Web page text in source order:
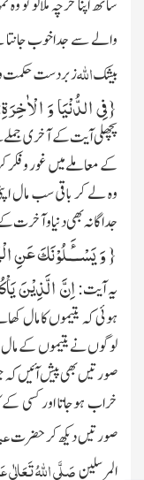
ساتھ اپنا خرچہ ملالو تو
والے سے جداخوب جانتا
بیشکاللہزبردست حکمت
{فِی الدُّنْیَا وَ الْاٰخِرَةِ
پچھلی آیت کے آخری جملے
کے معاملے میں غور و فکر
وہ لے کر باقی سب مال
جداگانہ بھی دنیا و
{وَ یَسْــٴَـلُوْنَكَ عَنِ
یہ آیت:اِنَّ الَّذِیْنَ
ہوئی کہ یتیموں کا مال
لوگوں نے یتیموں کے مال
صورتیں بھی پیش آئیں کہ جو
خراب ہوجاتا اور کسی
صورتیں دیکھ کر حضرت
المرسلینصَلَّی اللہُ